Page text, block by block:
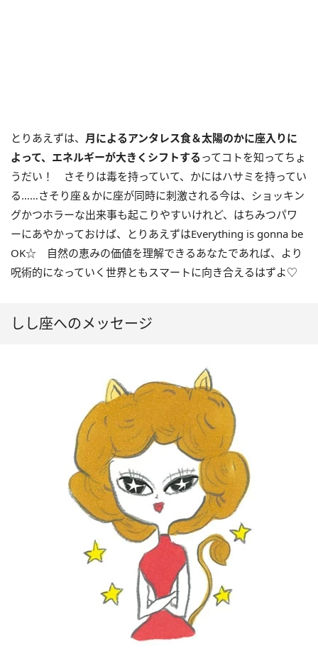
とりあえずは、 月によるアンタレス食＆太陽のかに座入りに
よって、エネルギーが大きくシフトする ってコトを知ってちょ
うだい！ さそりは毒を持っていて、かにはハサミを持ってい
る……さそり座＆かに座が同時に刺激される今は、ショッキン
グかつホラーな出来事も起こりやすいけれど、はちみつパワ
ーにあやかっておけば、とりあえずはEverything is gonna be
OK☆ 自然の恵みの価値を理解できるあなたであれば、より
呪術的になっていく世界ともスマートに向き合えるはずよ♡
しし座へのメッセージ